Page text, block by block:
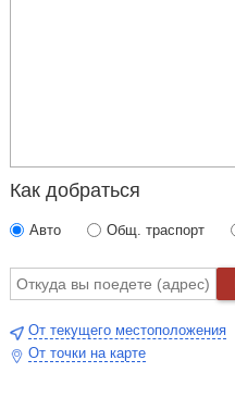
Как добраться
Авто Общ. траспорт
От текущего местоположения
От точки на карте